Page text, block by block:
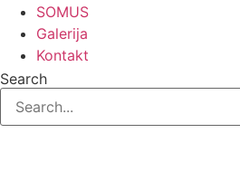
SOMUS
Galerija
Kontakt
Search